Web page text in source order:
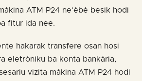
ATM P24 ne’ébé besik hodi
fitur ida nee.
hakarak transfere osan hosi
eletróniku ba konta bankária,
vizita mákina ATM P24 hodi